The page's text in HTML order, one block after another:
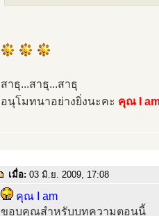
สาธุ...สาธุ...สาธุ
อนุโมทนาอย่างยิ่งนะคะ คุณ I
เมื่อ: 03 มิ.ย. 2009, 17:08
คุณ I am
ขอบคุณสำหรับบทความตอนนี้